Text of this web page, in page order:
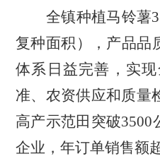
全镇种植马铃薯
复种面积），产品品
体系日益完善，实
准、农资供应和质量
高产示范田突破
企业，年订单销售额